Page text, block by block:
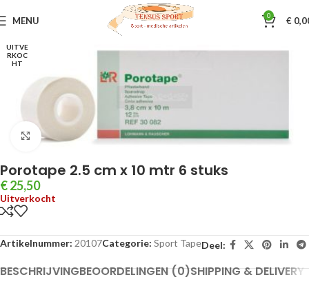
MENU 0 €
Home Sporttape & Bandages Sport Tape
UITVE
RKOC
HT
Klik om te vergroten
Porotape 2.5 cm x 10 mtr 6 stuks
€25,50
Uitverkocht
Artikelnummer: 20107Categorie: Sport TapeDeel:
BESCHRIJVINGBEOORDELINGEN (0)SHIPPING & DELIVERY